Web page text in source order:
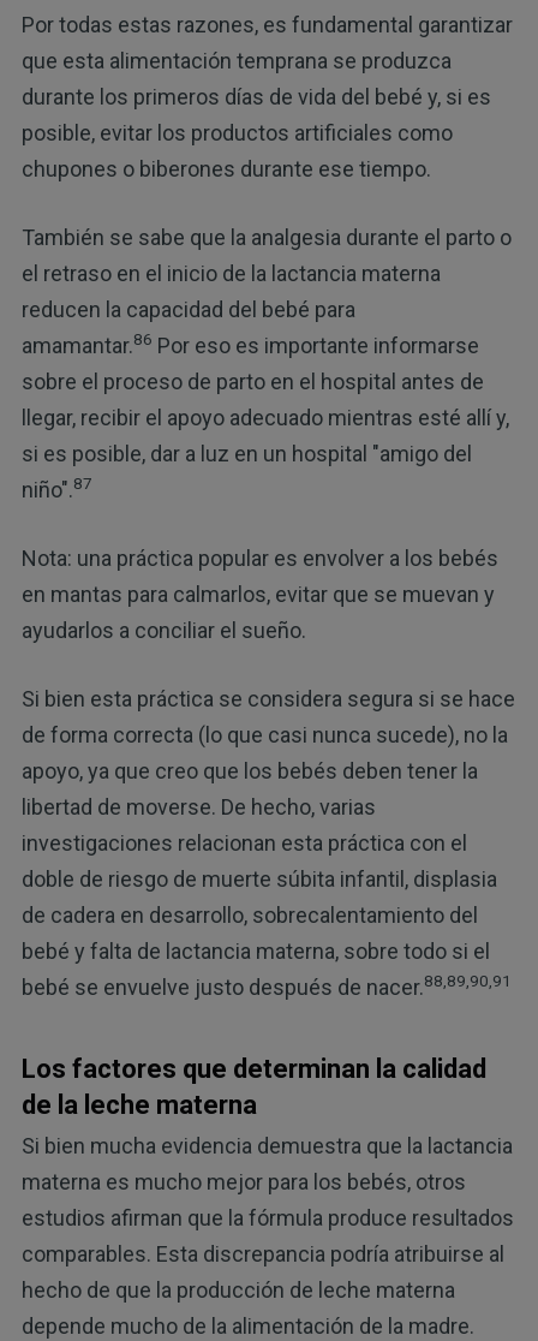
Por todas estas razones, es fundamental garantizar
que esta alimentación temprana se produzca
durante los primeros días de vida del bebé y, si es
posible, evitar los productos artificiales como
chupones o biberones durante ese tiempo.
También se sabe que la analgesia durante el parto o
el retraso en el inicio de la lactancia materna
reducen la capacidad del bebé para
amamantar.86 Por eso es importante informarse
sobre el proceso de parto en el hospital antes de
llegar, recibir el apoyo adecuado mientras esté allí y,
si es posible, dar a luz en un hospital "amigo del
niño".87
Nota: una práctica popular es envolver a los bebés
en mantas para calmarlos, evitar que se muevan y
ayudarlos a conciliar el sueño.
Si bien esta práctica se considera segura si se hace
de forma correcta (lo que casi nunca sucede), no la
apoyo, ya que creo que los bebés deben tener la
libertad de moverse. De hecho, varias
investigaciones relacionan esta práctica con el
doble de riesgo de muerte súbita infantil, displasia
de cadera en desarrollo, sobrecalentamiento del
bebé y falta de lactancia materna, sobre todo si el
bebé se envuelve justo después de nacer.88,89,90,91
Los factores que determinan la calidad
de la leche materna
Si bien mucha evidencia demuestra que la lactancia
materna es mucho mejor para los bebés, otros
estudios afirman que la fórmula produce resultados
comparables. Esta discrepancia podría atribuirse al
hecho de que la producción de leche materna
depende mucho de la alimentación de la madre.